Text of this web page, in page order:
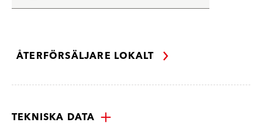
ÅTERFÖRSÄLJARE LOKALT
TEKNISKA DATA